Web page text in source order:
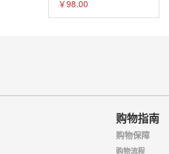
￥98.00
购物指南
购物保障
购物流程